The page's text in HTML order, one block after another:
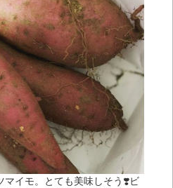
マイモ。とても美味しそう❣️ビ